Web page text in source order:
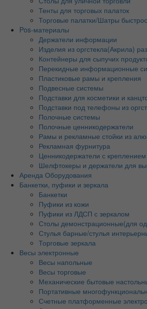
Тенты для торговых палаток
Торговые палатки/Шатры
Pos-материалы
Держатели информации
Изделия из оргстекла(Акрила)
Контейнеры для сыпучих
Перекидные информационные
Пластиковые рамы и крепления
Подвесные системы
Подставки для косметики и
Подставки под телефоны из
Полочные системы
Полочные ценникодержатели
Рамы и рекламные стойки из
Рекламная фурнитура
Ценникодержатели с креплением
Шелфтокеры и держатели для
Аренда Оборудования
Банкетки, пуфики и зеркала
Банкетки
Пуфики из кожи
Пуфики из ЛДСП с зеркалом
Столы демонстрационные(для
Стулья барные/стулья
Торговые зеркала
Весы электронные
Весы напольные
Весы торговые
Механические бытовые
Портативные
Счетные платформенные